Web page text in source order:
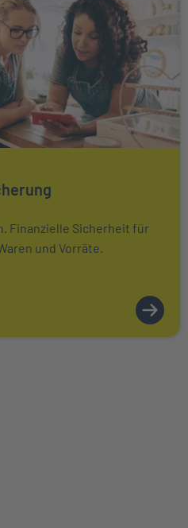
Finanzielle Sicherheit für
und Vorräte.